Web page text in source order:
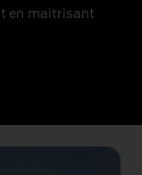
en maitrisant